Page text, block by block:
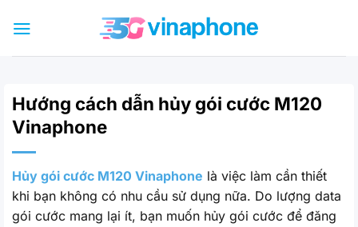
qua
Hướng cách dẫn hủy gói cước M120
Vinaphone
Hủy gói cước M120 Vinaphone là việc làm cần thiết
khi bạn không có nhu cầu sử dụng nữa. Do lượng data
gói cước mang lại ít, bạn muốn hủy gói cước để đăng